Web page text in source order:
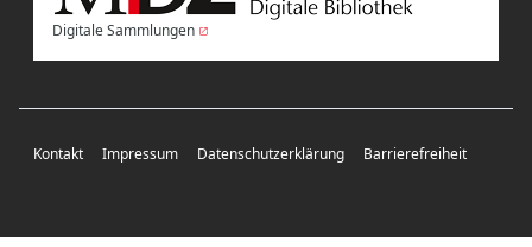
Digitale Sammlungen
Kontakt Impressum Datenschutzerklärung Barrierefreiheit